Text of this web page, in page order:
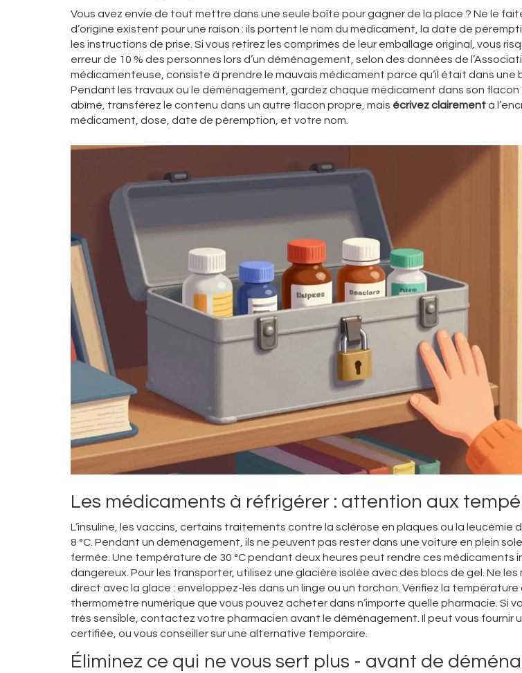
Vous avez envie de tout mettre dans une seule boîte pour gagner de la place ? Ne le
d’origine existent pour une raison : ils portent le nom du médicament, la date de
les instructions de prise. Si vous retirez les comprimés de leur emballage original, vous
erreur de 10 % des personnes lors d’un déménagement, selon des données de
médicamenteuse, consiste à prendre le mauvais médicament parce qu’il était dans une
Pendant les travaux ou le déménagement, gardez chaque médicament dans son flacon
abîmé, transférez le contenu dans un autre flacon propre, mais écrivez clairementà
médicament, dose, date de péremption, et votre nom.
Les médicaments à réfrigérer : attention aux
L’insuline, les vaccins, certains traitements contre la sclérose en plaques ou la leucémie
8 °C. Pendant un déménagement, ils ne peuvent pas rester dans une voiture en plein
fermée. Une température de 30 °C pendant deux heures peut rendre ces médicaments
dangereux. Pour les transporter, utilisez une glacière isolée avec des blocs de gel. Ne
direct avec la glace : enveloppez-les dans un linge ou un torchon. Vérifiez la
thermomètre numérique que vous pouvez acheter dans n’importe quelle pharmacie. Si
très sensible, contactez votre pharmacien avant le déménagement. Il peut vous fournir
certifiée, ou vous conseiller sur une alternative temporaire.
Éliminez ce qui ne vous sert plus - avant de